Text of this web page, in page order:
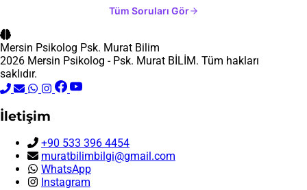
Tüm Soruları Gör
Mersin Psikolog Psk. Murat Bilim
2026 Mersin Psikolog - Psk. Murat BİLİM. Tüm hakları
saklıdır.
İletişim
+90 533 396 4454
muratbilimbilgi@gmail.com
WhatsApp
Instagram